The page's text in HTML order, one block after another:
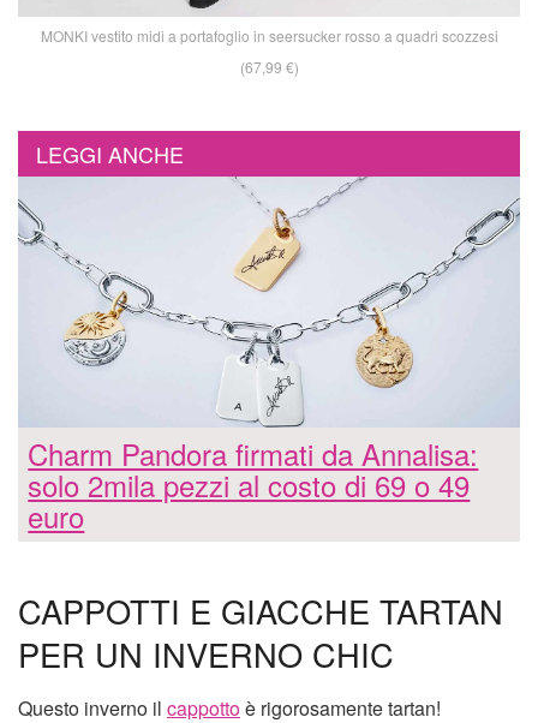
MONKI vestito midi a portafoglio in seersucker rosso a quadri scozzesi
(67,99 €)
LEGGI ANCHE
Charm Pandora firmati da Annalisa:
solo 2mila pezzi al costo di 69 o 49
euro
CAPPOTTI E GIACCHE TARTAN
PER UN INVERNO CHIC
Questo inverno il cappottoè rigorosamente tartan!